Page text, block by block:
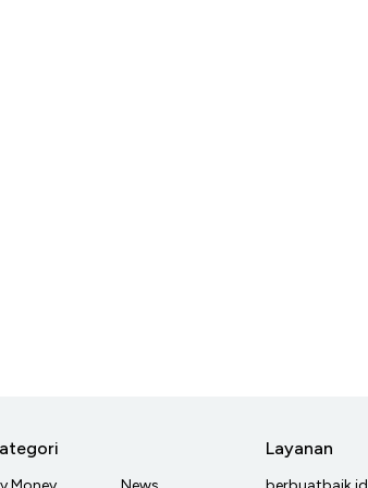
Layanan